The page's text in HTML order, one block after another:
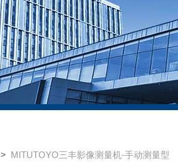
> MITUTOYO三丰影像测量机-手动测量型